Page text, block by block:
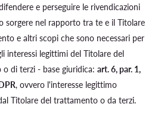
e perseguire le rivendicazioni
sorgere nel rapporto tra te e il Titolare
e altri scopi che sono necessari per
interessi legittimi del Titolare del
di terzi - base giuridica: art. 6, par. 1,
, ovvero l'interesse legittimo
Titolare del trattamento o da terzi.